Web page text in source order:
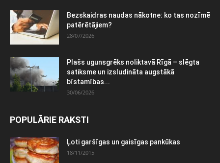
Bezskaidras naudas nākotne: ko tas nozīmē
patērētājiem?
28/07/2026
Plašs ugunsgrēks noliktavā Rīgā – slēgta
satiksme un izsludināta augstākā
bīstamības...
30/06/2026
POPULĀRIE RAKSTI
Ļoti garšīgas un gaisīgas pankūkas
18/11/2015